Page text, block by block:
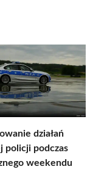
działań
policji podczas
weekendu